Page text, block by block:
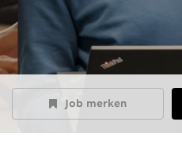
Job merken